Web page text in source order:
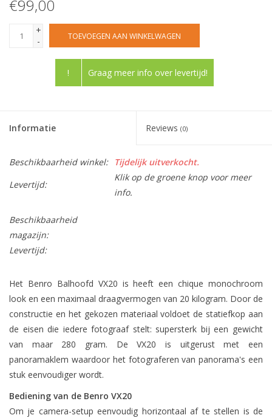
€99,00
+
-
TOEVOEGEN AAN WINKELWAGEN
! Graag meer info over levertijd!
Informatie Reviews (0)
Beschikbaarheid winkel:
Tijdelijk uitverkocht.
Levertijd:
Klik op de groene knop voor meer
info.
Beschikbaarheid
magazijn:
Levertijd:
Het Benro Balhoofd VX20 is heeft een chique monochroom
look en een maximaal draagvermogen van 20 kilogram. Door de
constructie en het gekozen materiaal voldoet de statiefkop aan
de eisen die iedere fotograaf stelt: supersterk bij een gewicht
van maar 280 gram. De VX20 is uitgerust met een
panoramaklem waardoor het fotograferen van panorama's een
stuk eenvoudiger wordt.
Bediening van de Benro VX20
Om je camera-setup eenvoudig horizontaal af te stellen is de